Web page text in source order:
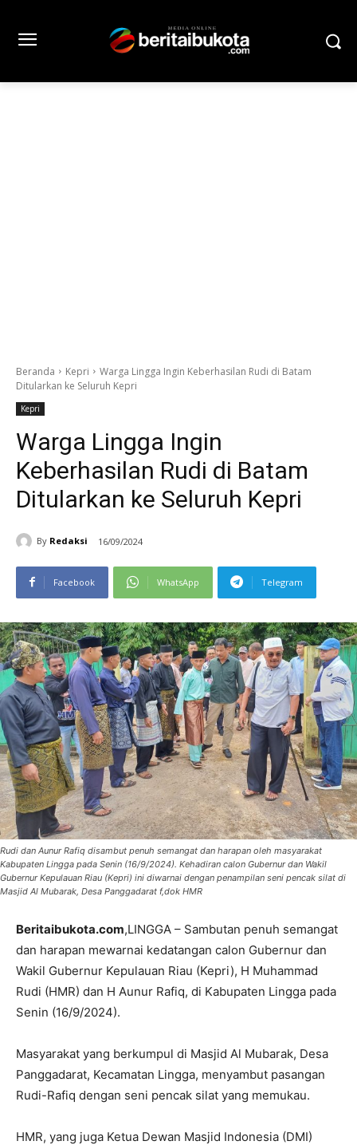
Beranda Kepri
Warga Lingga Ingin Keberhasilan Rudi di Batam
Ditularkan ke Seluruh Kepri
Kepri
Warga Lingga Ingin
Keberhasilan Rudi di Batam
Ditularkan ke Seluruh Kepri
By Redaksi 16/09/2024
Facebook WhatsApp Telegram
Rudi dan Aunur Rafiq disambut penuh semangat dan harapan oleh masyarakat
Kabupaten Lingga pada Senin (16/9/2024). Kehadiran calon Gubernur dan Wakil
Gubernur Kepulauan Riau (Kepri) ini diwarnai dengan penampilan seni pencak silat di
Masjid Al Mubarak, Desa Panggadarat f,dok HMR
Beritaibukota.com,LINGGA – Sambutan penuh semangat
dan harapan mewarnai kedatangan calon Gubernur dan
Wakil Gubernur Kepulauan Riau (Kepri), H Muhammad
Rudi (HMR) dan H Aunur Rafiq, di Kabupaten Lingga pada
Senin (16/9/2024).
Masyarakat yang berkumpul di Masjid Al Mubarak, Desa
Panggadarat, Kecamatan Lingga, menyambut pasangan
Rudi-Rafiq dengan seni pencak silat yang memukau.
HMR, yang juga Ketua Dewan Masjid Indonesia (DMI)